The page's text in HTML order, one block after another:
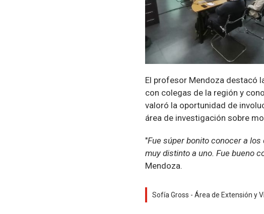
El profesor Mendoza destacó
con colegas de la región y
valoró la oportunidad de
área de investigación sobre
"Fue súper bonito conocer a
muy distinto a uno. Fue bueno
Mendoza.
Sofía Gross - Área de Extensión y